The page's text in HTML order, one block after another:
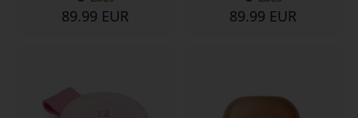
89.99 EUR 89.99 EUR